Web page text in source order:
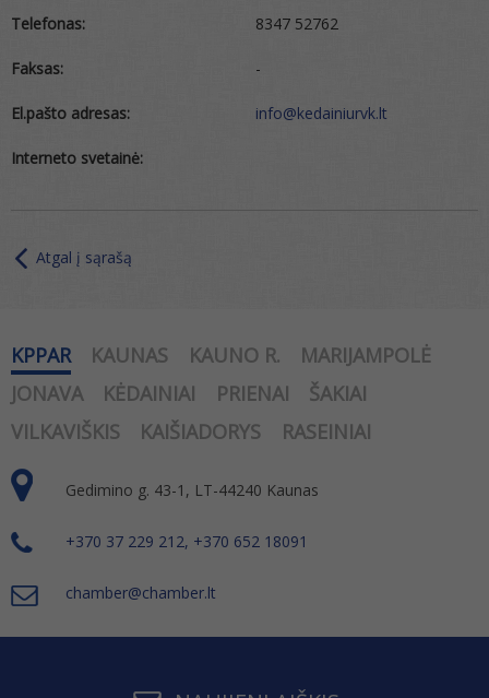
Telefonas:
Faksas:
El.pašto adresas:
Interneto svetainė:
8347 52762
-
info@kedainiurvk.lt
Atgal į sąrašą
KPPAR KAUNAS KAUNO R.
MARIJAMPOLĖ
JONAVA
KĖDAINIAI PRIENAI
ŠAKIAI
VILKAVIŠKIS
KAIŠIADORYS RASEINIAI
Gedimino g. 43-1, LT-44240 Kaunas
+370 37 229 212, +370 652 18091
chamber@chamber.lt